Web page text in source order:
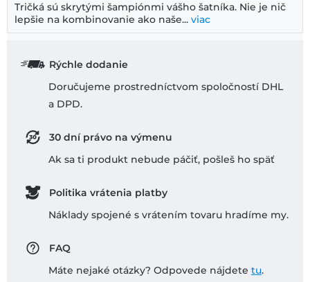
Tričká sú skrytými šampiónmi vášho šatníka. Nie je nič
lepšie na kombinovanie ako naše... viac
Rýchle dodanie
Doručujeme prostredníctvom spoločností DHL
a DPD.
30 dní právo na výmenu
Ak sa ti produkt nebude páčiť, pošleš ho späť
Politika vrátenia platby
Náklady spojené s vrátením tovaru hradíme my.
FAQ
Máte nejaké otázky? Odpovede nájdete tu.